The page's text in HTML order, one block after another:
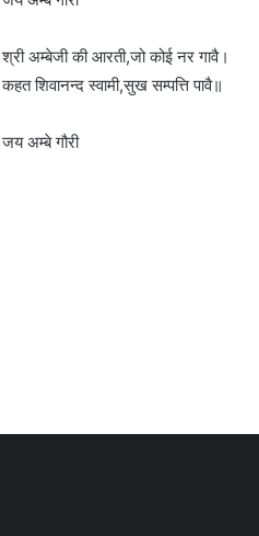
श्री अम्बेजी की आरती,जो कोई नर गावै।
कहत शिवानन्द स्वामी,सुख सम्पत्ति पावै॥
जय अम्बे गौरी